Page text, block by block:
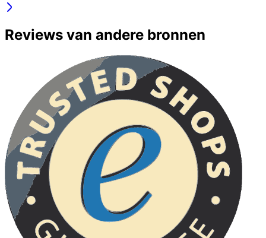
Reviews van andere bronnen